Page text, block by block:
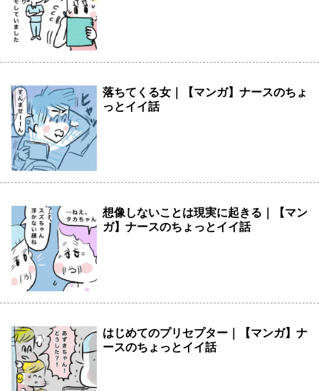
落ちてくる女｜【マンガ】ナースのちょ
っとイイ話
想像しないことは現実に起きる｜【マン
ガ】ナースのちょっとイイ話
はじめてのプリセプター｜【マンガ】ナ
ースのちょっとイイ話